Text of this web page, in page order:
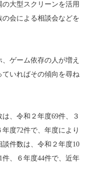
大型スクリーンを活用
会による相談会などを
ゲーム依存の人が増え
いればその傾向を尋ね
、令和２年度69件、３
度72件で、年度により
件数は、令和２年度10
、６年度44件で、近年